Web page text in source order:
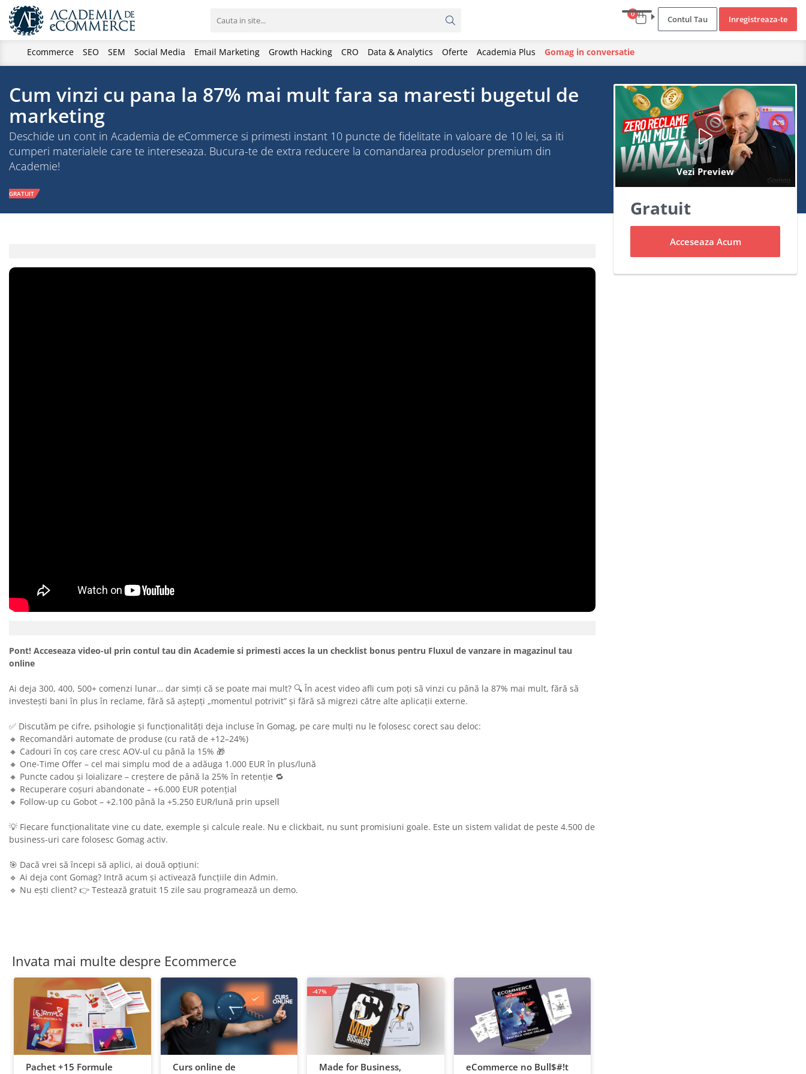
0
Contul Tau Inregistreaza-te
Ecommerce SEO SEM Social Media Email Marketing Growth Hacking CRO Data & Analytics Oferte Academia Plus Gomag in conversatie
Cum vinzi cu pana la 87% mai mult fara sa maresti bugetul de
marketing
Deschide un cont in Academia de eCommerce si primesti instant 10 puncte de fidelitate in valoare de 10 lei, sa iti
cumperi materialele care te intereseaza. Bucura-te de extra reducere la comandarea produselor premium din
Academie!
GRATUIT
Gratuit
Acceseaza Acum
Pont! Acceseaza video-ul prin contul tau din Academie si primesti acces la un checklist bonus pentru Fluxul de vanzare in magazinul tau
online
Ai deja 300, 400, 500+ comenzi lunar… dar simți că se poate mai mult? 🔍 În acest video afli cum poți să vinzi cu până la 87% mai mult, fără să
investești bani în plus în reclame, fără să aștepți „momentul potrivit” și fără să migrezi către alte aplicații externe.
✅ Discutăm pe cifre, psihologie și funcționalități deja incluse în Gomag, pe care mulți nu le folosesc corect sau deloc:
🔸 Recomandări automate de produse (cu rată de +12–24%)
🔸 Cadouri în coș care cresc AOV-ul cu până la 15% 🎁
🔸 One-Time Offer – cel mai simplu mod de a adăuga 1.000 EUR în plus/lună
🔸 Puncte cadou și loializare – creștere de până la 25% în retenție 🔁
🔸 Recuperare coșuri abandonate – +6.000 EUR potențial
🔸 Follow-up cu Gobot – +2.100 până la +5.250 EUR/lună prin upsell
💡 Fiecare funcționalitate vine cu date, exemple și calcule reale. Nu e clickbait, nu sunt promisiuni goale. Este un sistem validat de peste 4.500 de
business-uri care folosesc Gomag activ.
🎯 Dacă vrei să începi să aplici, ai două opțiuni:
🔹 Ai deja cont Gomag? Intră acum și activează funcțiile din Admin.
🔹 Nu ești client? 👉 Testează gratuit 15 zile sau programează un demo.
Invata mai multe despre Ecommerce
Pachet +15 Formule
Curs online de
Made for Business,
-47%
eCommerce no Bull$#!t